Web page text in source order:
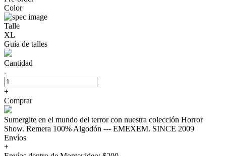
Color
Talle
XL
Guía de talles
Cantidad
-
+
Comprar
Sumergite en el mundo del terror con nuestra colección Horror
Show. Remera 100% Algodón --- EMEXEM. SINCE 2009
Envíos
+